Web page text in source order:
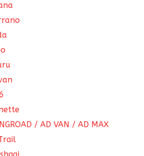
/ AD VAN / AD MAX